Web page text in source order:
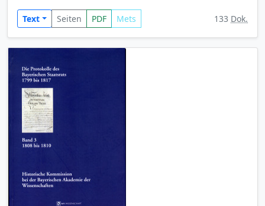
Text Seiten PDF Mets 133 Dok.